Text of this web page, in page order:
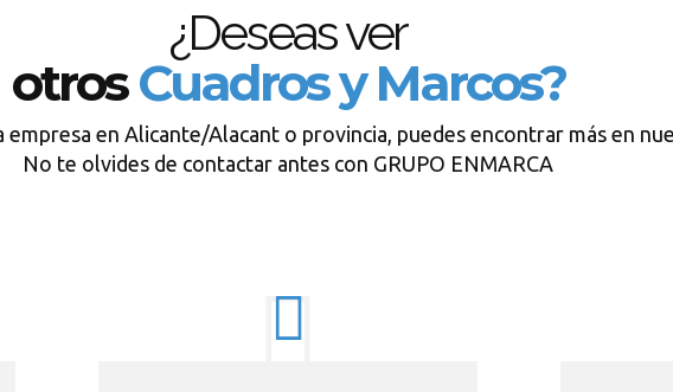
¿Deseas ver
otrosCuadros y Marcos?
empresa en Alicante/Alacant o provincia, puedes encontrar más en
No te olvides de contactar antes con GRUPO ENMARCA